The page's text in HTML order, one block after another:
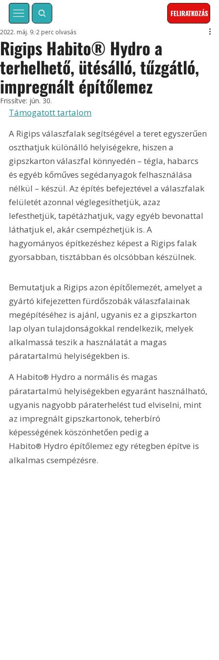
FELIRATKOZÁS
Rigips Habito® Hydro a
terhelhető, ütésálló, tűzgátló,
impregnált építőlemez
2022. máj. 9. 2 perc olvasás
Frissítve: jún. 30.
Támogatott tartalom
A Rigips válaszfalak segítségével a teret egyszerűen
oszthatjuk különálló helyiségekre, hiszen a
gipszkarton válaszfal könnyedén – tégla, habarcs
és egyéb kőműves segédanyagok felhasználása
nélkül – készül. Az építés befejeztével a válaszfalak
felületét azonnal véglegesíthetjük, azaz
lefesthetjük, tapétázhatjuk, vagy egyéb bevonattal
láthatjuk el, akár csempézhetjük is. A
hagyományos építkezéshez képest a Rigips falak
gyorsabban, tisztábban és olcsóbban készülnek.
Bemutatjuk a Rigips azon építőlemezét, amelyet a
gyártó kifejezetten fürdőszobák válaszfalainak
megépítéséhez is ajánl, ugyanis ez a gipszkarton
lap olyan tulajdonságokkal rendelkezik, melyek
alkalmassá teszik a használatát a magas
páratartalmú helyiségekben is.
A Habito® Hydro a normális és magas
páratartalmú helyiségekben egyaránt használható,
ugyanis nagyobb páraterhelést tud elviselni, mint
az impregnált gipszkartonok, teherbíró
képességének köszönhetően pedig a
Habito® Hydro építőlemez egy rétegben építve is
alkalmas csempézésre.